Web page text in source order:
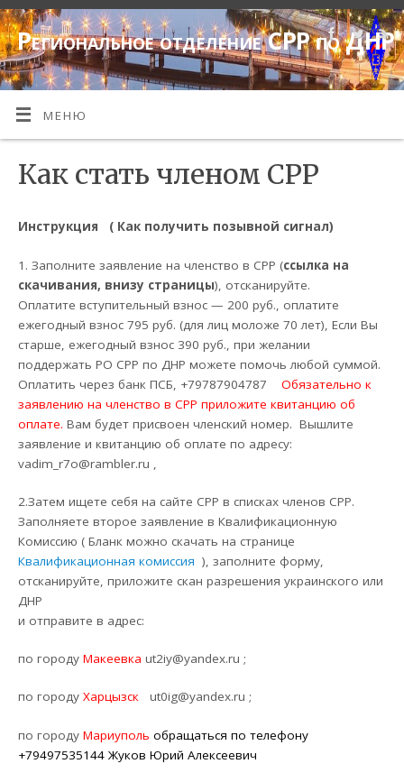
Региональное отделение СРР по ДНР
МЕНЮ
Как стать членом СРР
Инструкция ( Как получить позывной сигнал)
1. Заполните заявление на членство в СРР (ссылка на
скачивания, внизу страницы), отсканируйте.
Оплатите вступительный взнос — 200 руб., оплатите
ежегодный взнос 795 руб. (для лиц моложе 70 лет), Если Вы
старше, ежегодный взнос 390 руб., при желании
поддержать РО СРР по ДНР можете помочь любой суммой.
Оплатить через банк ПСБ, +79787904787Обязательно к
заявлению на членство в СРР приложите квитанцию об
оплате. Вам будет присвоен членский номер. Вышлите
заявление и квитанцию об оплате по адресу:
vadim_r7o@rambler.ru ,
2.Затем ищете себя на сайте СРР в списках членов СРР.
Заполняете второе заявление в Квалификационную
Комиссию ( Бланк можно скачать на странице
Квалификационная комиссия ), заполните форму,
отсканируйте, приложите скан разрешения украинского или
ДНР
и отправите в адрес:
по городуМакеевка ut2iy@yandex.ru ;
по городуХарцызск ut0ig@yandex.ru ;
по городуМариуполь обращаться по телефону
+79497535144 Жуков Юрий Алексеевич